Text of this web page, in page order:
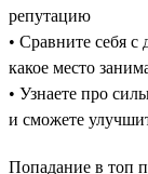
репутацию
• Сравните себя
какое место
• Узнаете про
и сможете
Попадание в топ